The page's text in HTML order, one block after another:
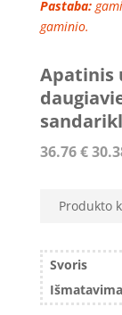
Pastaba:
gaminio.
Apatinis
36.76€
Produkto
Svoris